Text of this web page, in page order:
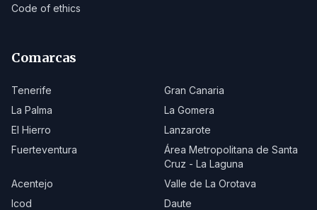
Code of ethics
Comarcas
Tenerife
Gran Canaria
La Palma
La Gomera
El Hierro
Lanzarote
Fuerteventura
Área Metropolitana de Santa
Cruz - La Laguna
Acentejo
Valle de La Orotava
Icod
Daute